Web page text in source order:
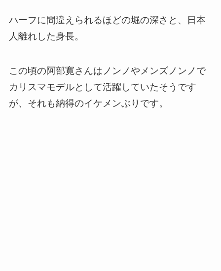
ハーフに間違えられるほどの堀の深さと、日本
人離れした身長。
この頃の阿部寛さんはノンノやメンズノンノで
カリスマモデルとして活躍していたそうです
が、それも納得のイケメンぶりです。